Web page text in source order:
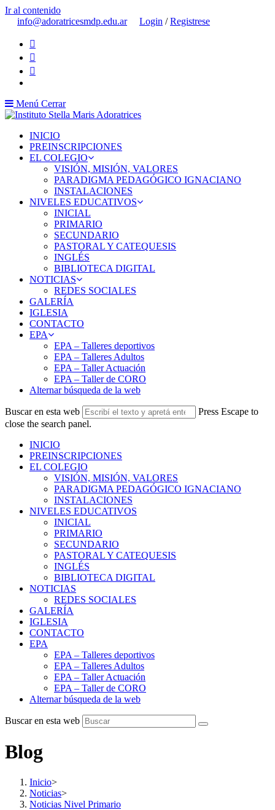
Ir al contenido
info@adoratricesmdp.edu.ar
Login /Registrese
Menú Cerrar
INICIO
PREINSCRIPCIONES
EL COLEGIO
VISIÓN, MISIÓN, VALORES
PARADIGMA PEDAGÓGICO IGNACIANO
INSTALACIONES
NIVELES EDUCATIVOS
INICIAL
PRIMARIO
SECUNDARIO
PASTORAL Y CATEQUESIS
INGLÉS
BIBLIOTECA DIGITAL
NOTICIAS
REDES SOCIALES
GALERÍA
IGLESIA
CONTACTO
EPA
EPA – Talleres deportivos
EPA – Talleres Adultos
EPA – Taller Actuación
EPA – Taller de CORO
Alternar búsqueda de la web
Buscar en esta web
Press Escape to
close the search panel.
INICIO
PREINSCRIPCIONES
EL COLEGIO
VISIÓN, MISIÓN, VALORES
PARADIGMA PEDAGÓGICO IGNACIANO
INSTALACIONES
NIVELES EDUCATIVOS
INICIAL
PRIMARIO
SECUNDARIO
PASTORAL Y CATEQUESIS
INGLÉS
BIBLIOTECA DIGITAL
NOTICIAS
REDES SOCIALES
GALERÍA
IGLESIA
CONTACTO
EPA
EPA – Talleres deportivos
EPA – Talleres Adultos
EPA – Taller Actuación
EPA – Taller de CORO
Alternar búsqueda de la web
Buscar en esta web
Blog
Inicio>
Noticias>
Noticias Nivel Primario